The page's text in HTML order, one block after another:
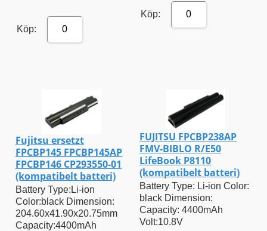
Köp: 0
Köp: 0
Fujitsu ersetzt
FPCBP145 FPCBP145AP
FPCBP146 CP293550-01
(kompatibelt batteri)
Battery Type:Li-ion
Color:black Dimension:
204.60x41.90x20.75mm
Capacity:4400mAh
FUJITSU FPCBP238AP
FMV-BIBLO R/E50
LifeBook P8110
(kompatibelt batteri)
Battery Type: Li-ion Color:
black Dimension:
Capacity: 4400mAh
Volt:10.8V